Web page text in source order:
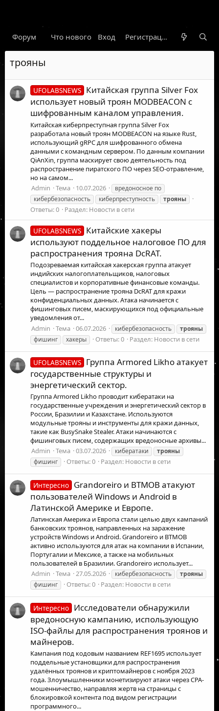
Форум Что нового Гарант Новости
Вход Регистрация
трояны
UFOLABSNEWS Китайская группа Silver Fox
использует новый троян MODBEACON с
шифрованным каналом управления.
Китайская киберпреступная группа Silver Fox
разработала новый троян MODBEACON на языке Rust,
использующий gRPC для шифрованного обмена
данными с командным сервером. По данным компании
QiAnXin, группа маскирует свою деятельность под
распространение пиратского ПО через SEO-отравление,
но на самом...
Admin
Тема 10.07.2026
вредоносное по
кибербезопасность
киберпреступность трояны
Ответы: 0 Раздел: Новости в сети
UFOLABSNEWS Китайские хакеры
используют поддельное налоговое ПО для
распространения трояна DcRAT.
Подозреваемая китайская хакерская группа атакует
индийских налогоплательщиков, налоговых
специалистов и корпоративные финансовые команды.
Цель — распространение трояна DcRAT для кражи
конфиденциальных данных. Атака начинается с
фишинговых писем, маскирующихся под официальные
уведомления от...
Admin
Тема 06.07.2026 кибербезопасность
трояны
фишинг
хакеры Ответы: 0 Раздел: Новости в сети
UFOLABSNEWS Группа Armored Likho атакует
государственные структуры и
энергетический сектор.
Группа Armored Likho проводит кибератаки на
государственные учреждения и энергетический сектор в
России, Бразилии и Казахстане. Используются
модульные трояны и инструменты для кражи данных,
такие как BusySnake Stealer. Атаки начинаются с
фишинговых писем, содержащих вредоносные архивы...
Admin
Тема 03.07.2026 кибератаки
трояны
фишинг
Ответы: 0 Раздел: Новости в сети
Интересно Grandoreiro и BTMOB атакуют
пользователей Windows и Android в
Латинской Америке и Европе.
Латинская Америка и Европа стали целью двух кампаний
банковских троянов, направленных на заражение
устройств Windows и Android. Grandoreiro и BTMOB
активно используются для атак на компании в Испании,
Португалии и Мексике, а также на мобильных
пользователей в Бразилии. Grandoreiro использует...
Admin
Тема 27.05.2026 кибербезопасность
трояны
фишинг
Ответы: 0 Раздел: Новости в сети
Интересно Исследователи обнаружили
вредоносную кампанию, использующую
ISO-файлы для распространения троянов и
майнеров.
Кампания под кодовым названием REF1695 использует
поддельные установщики для распространения
удалённых троянов и криптомайнеров с ноября 2023
года. Злоумышленники монетизируют атаки через CPA-
мошенничество, направляя жертв на страницы с
блокировкой контента под видом регистрации
программного...